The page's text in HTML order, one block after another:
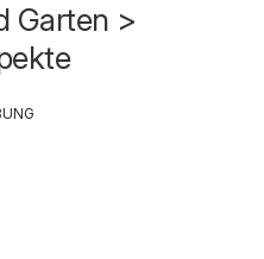
Garten >